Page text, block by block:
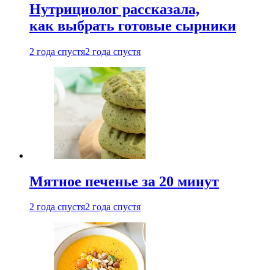
Нутрициолог рассказала,
как выбрать готовые сырники
2 года спустя2 года спустя
Мятное печенье за 20 минут
2 года спустя2 года спустя